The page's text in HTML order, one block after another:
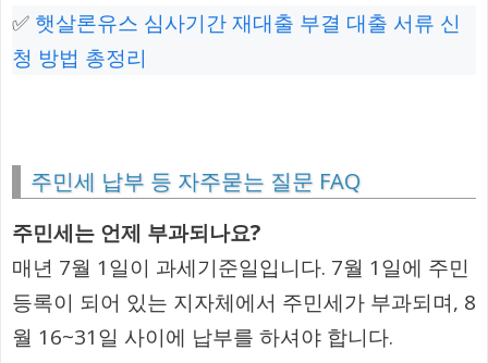
✅ 햇살론유스 심사기간 재대출 부결 대출 서류 신
청 방법 총정리
주민세 납부 등 자주묻는 질문 FAQ
주민세는 언제 부과되나요?
매년 7월 1일이 과세기준일입니다. 7월 1일에 주민
등록이 되어 있는 지자체에서 주민세가 부과되며, 8
월 16~31일 사이에 납부를 하셔야 합니다.